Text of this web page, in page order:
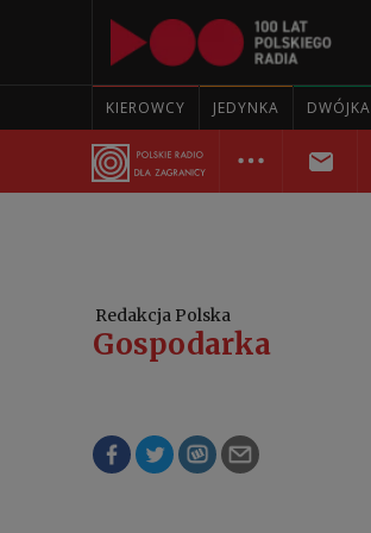
KIEROWCY JEDYNKA DWÓJKA
Redakcja Polska
Gospodarka